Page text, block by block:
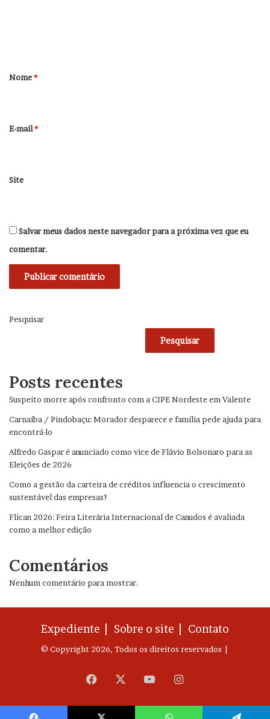
r
*
Nome*
E-mail*
Site
Salvar meus dados neste navegador para a próxima vez que eu
comentar.
Pesquisar
Pesquisar
Posts recentes
Suspeito morre após confronto com a CIPE Nordeste em Valente
Carnaíba / Pindobaçu: Morador desparece e família pede ajuda para
encontrá-lo
Alfredo Gaspar é anunciado como vice de Flávio Bolsonaro para as
Eleições de 2026
Como a gestão da carteira de créditos influencia o crescimento
sustentável das empresas?
Flican 2026: Feira Literária Internacional de Canudos é avaliada
como a melhor edição
Comentários
Nenhum comentário para mostrar.
Expediente | Sobre o site | Contato
© Copyright 2026, Todos os direitos reservados |
Facebook YouTubeInstagram